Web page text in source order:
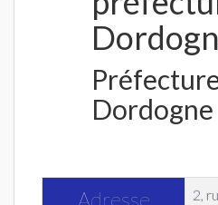
Dordogne
Adresse
2,